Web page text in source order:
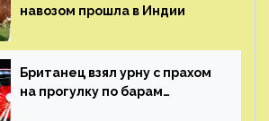
навозом прошла в Индии
Британец взял урну с прахом
на прогулку по барам